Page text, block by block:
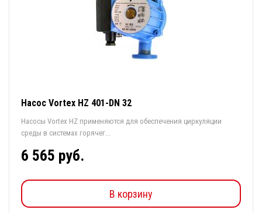
Насос Vortex HZ 401-DN 32
Насосы Vortex HZ применяются для обеспечения циркуляции
среды в системах горячег...
6 565 руб.
В корзину